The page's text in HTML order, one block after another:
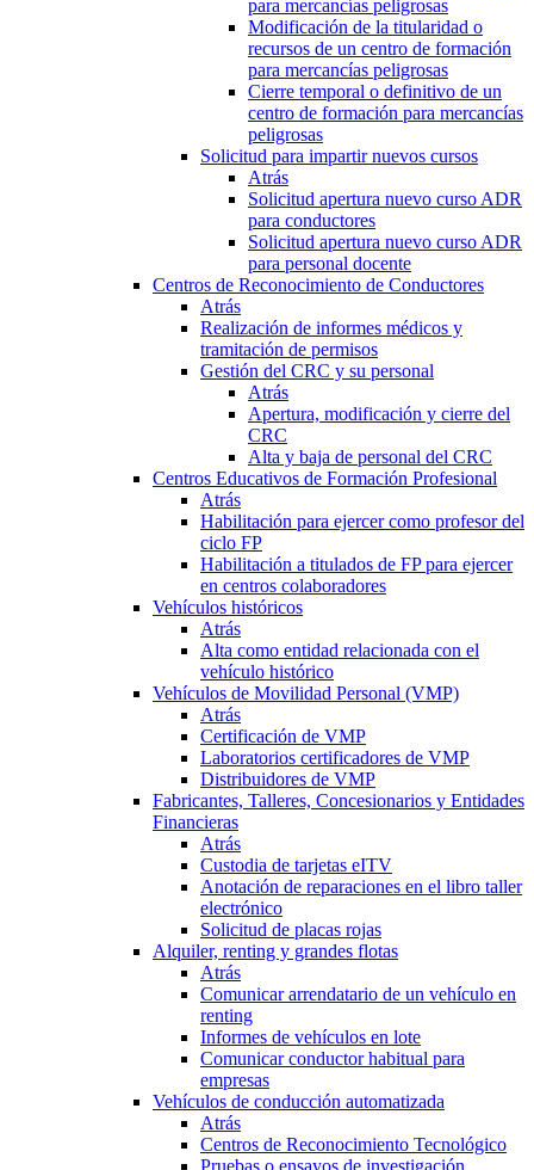
para mercancías peligrosas
Modificación de la titularidad o
recursos de un centro de formación
para mercancías peligrosas
Cierre temporal o definitivo de un
centro de formación para mercancías
peligrosas
Solicitud para impartir nuevos cursos
Atrás
Solicitud apertura nuevo curso ADR
para conductores
Solicitud apertura nuevo curso ADR
para personal docente
Centros de Reconocimiento de Conductores
Atrás
Realización de informes médicos y
tramitación de permisos
Gestión del CRC y su personal
Atrás
Apertura, modificación y cierre del
CRC
Alta y baja de personal del CRC
Centros Educativos de Formación Profesional
Atrás
Habilitación para ejercer como profesor del
ciclo FP
Habilitación a titulados de FP para ejercer
en centros colaboradores
Vehículos históricos
Atrás
Alta como entidad relacionada con el
vehículo histórico
Vehículos de Movilidad Personal (VMP)
Atrás
Certificación de VMP
Laboratorios certificadores de VMP
Distribuidores de VMP
Fabricantes, Talleres, Concesionarios y Entidades
Financieras
Atrás
Custodia de tarjetas eITV
Anotación de reparaciones en el libro taller
electrónico
Solicitud de placas rojas
Alquiler, renting y grandes flotas
Atrás
Comunicar arrendatario de un vehículo en
renting
Informes de vehículos en lote
Comunicar conductor habitual para
empresas
Vehículos de conducción automatizada
Atrás
Centros de Reconocimiento Tecnológico